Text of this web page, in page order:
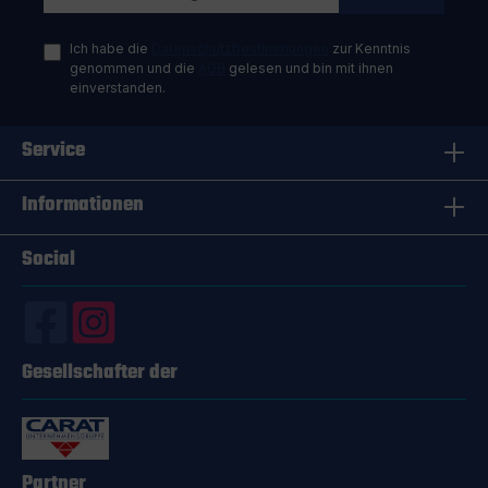
praktisch jeder Fläche im Haushalt oder am
funktioniert der SONAX PL ActiFoam Energy
Bereite die zu reinigende Fläche vor, indem du
grobe Verschmutzungen entfernst. Dann gib eine
weiches Tuch oder direkt auf die Fläche. Nun
musst du nur noch den Schmutz wegputzen.
Einfacher geht’s nicht! Für wen ist der SONAX PL
ActiFoam Energy besonders geeignet? Der
SONAX PL ActiFoam Energy ist für alle geeignet,
die Wert auf Sauberkeit und Hygiene legen. Ob
du ein Hausmeister in einem großen Gebäude mit
möchte, oder jemand, der für die Reinigung eines
Büros verantwortlich ist – dieser Reiniger ist die
Energy erhältst du einen Reiniger, der vielseitig
überzeuge dich selbst von seiner Leistung!
Ich habe die
zur Kenntnis
genommen und die
gelesen und bin mit ihnen
einverstanden.
Service
Informationen
Social
Gesellschafter der